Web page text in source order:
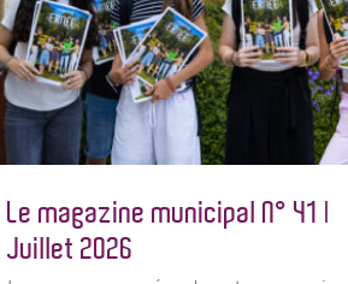
Le magazine municipal N° 41 |
Juillet 2026